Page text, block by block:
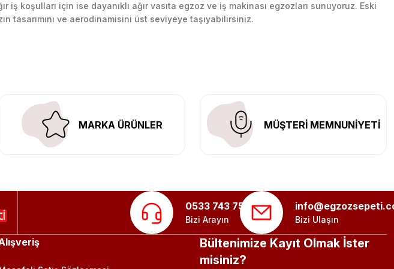
koşulları için ise dayanıklı ağır vasıta egzoz ve iş makinası egzozları sunuyoruz. Eski
tasarımını ve aerodinamisini üst seviyeye taşıyabilirsiniz.
montaj yapıyor, Türkiye’nin her yerine güvenli kargo ile teslimat gerçekleştiriyoruz.
MARKA ÜRÜNLER MÜŞTERİ MEMNUNİYETİ
0533 743 75 56
Bizi Arayın Bizi Ulaşın
Bültenimize Kayıt Olmak İster
misiniz?